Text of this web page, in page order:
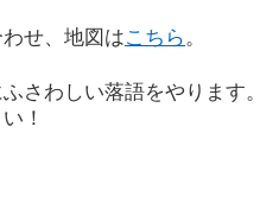
せ、地図はこちら。
さわしい落語をやります。
！